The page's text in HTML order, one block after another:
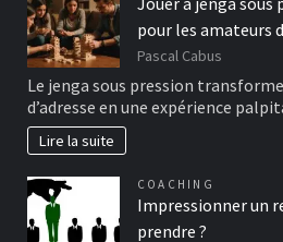
pour les amateurs
Pascal Cabus
Le jenga sous pression
d’adresse en une expérience
Lire la suite
COACHING
Impressionner un
prendre ?